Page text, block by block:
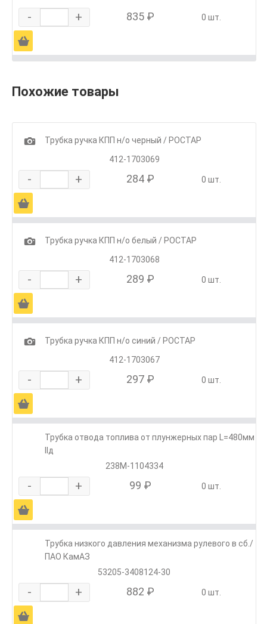
- + 835 ₽ 0 шт.
Ä
Похожие товары
1
Трубка ручка КПП н/о черный / РОСТАР
412-1703069
- + 284 ₽ 0 шт.
Ä
1
Трубка ручка КПП н/о белый / РОСТАР
412-1703068
- + 289 ₽ 0 шт.
Ä
1
Трубка ручка КПП н/о синий / РОСТАР
412-1703067
- + 297 ₽ 0 шт.
Ä
Трубка отвода топлива от плунжерных пар L=480мм
IIд
238М-1104334
- + 99 ₽ 0 шт.
Ä
Трубка низкого давления механизма рулевого в сб./
ПАО КамАЗ
53205-3408124-30
- + 882 ₽ 0 шт.
Ä